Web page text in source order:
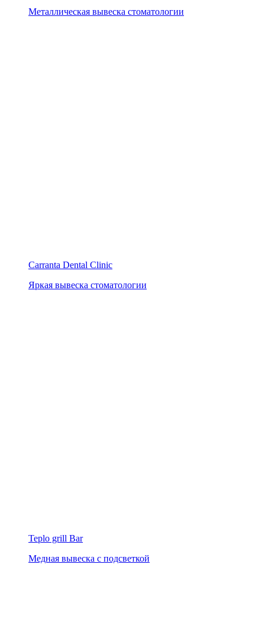
Металлическая вывеска стоматологии
Carranta Dental Clinic
Яркая вывеска стоматологии
Teplo grill Bar
Медная вывеска с подсветкой